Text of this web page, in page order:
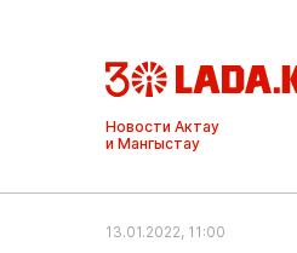
Ақтау және
Манғыстау
жаңалықтары
13.01.2022, 11:00